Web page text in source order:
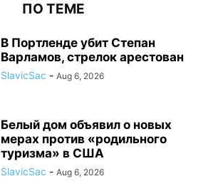
ПО ТЕМЕ
В Портленде убит Степан
Варламов, стрелок арестован
SlavicSac - Aug 6, 2026
Белый дом объявил о новых
мерах против «родильного
туризма» в США
SlavicSac - Aug 6, 2026